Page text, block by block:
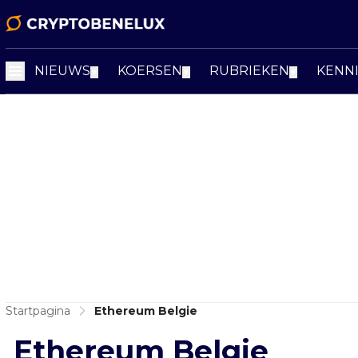
NIEUWS KOERSEN RUBRIEKEN
Startpagina Ethereum Belgie
Ethereum Belgie